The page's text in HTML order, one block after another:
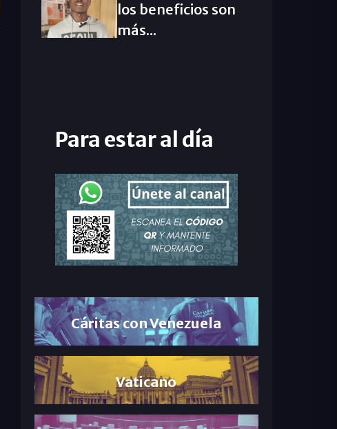
los beneficios son
más...
Para estar al día
Cáritas con Venezuela
Vaticano